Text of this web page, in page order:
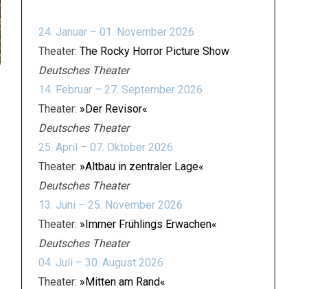
24. Januar – 01. November 2026
Theater: The Rocky Horror Picture Show
Deutsches Theater
14. Februar – 27. September 2026
Theater: »Der Revisor«
Deutsches Theater
25. April – 07. Oktober 2026
Theater: »Altbau in zentraler Lage«
Deutsches Theater
13. Juni – 25. November 2026
Theater: »Immer Frühlings Erwachen«
Deutsches Theater
04. Juli – 30. August 2026
Theater: »Mitten am Rand«